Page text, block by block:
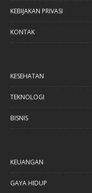
KEBIJAKAN PRIVASI
KONTAK
KESEHATAN
TEKNOLOGI
BISNIS
KEUANGAN
GAYA HIDUP